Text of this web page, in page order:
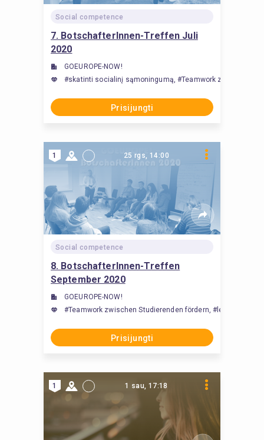
Social competence
7. BotschafterInnen-Treffen Juli
2020
GOEUROPE-NOW!
#skatinti socialinį sąmoningumą, #Teamwork zwischen
Prisijungti
1 25 rgs, 14:00
Social competence
8. BotschafterInnen-Treffen
September 2020
GOEUROPE-NOW!
#Teamwork zwischen Studierenden fördern, #lengvinti
Prisijungti
1 1 sau, 17:18